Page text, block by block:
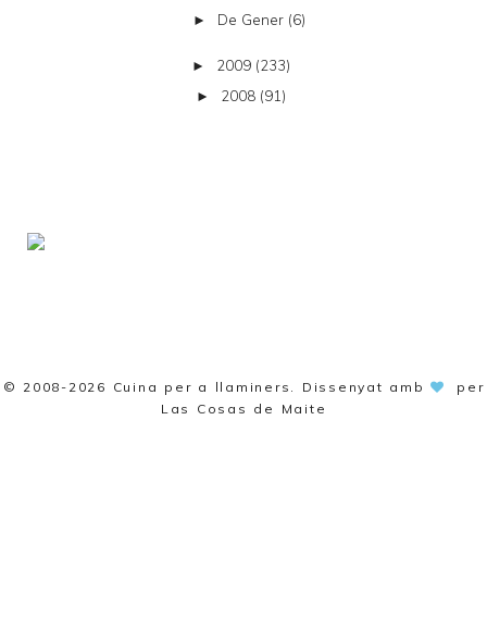
► De Gener (6)
► 2009 (233)
► 2008 (91)
© 2008-2026 Cuina per a llaminers . Dissenyat amb
per
Las Cosas de Maite